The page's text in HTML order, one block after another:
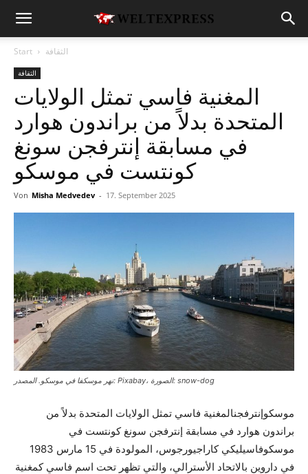
Start الثقافة
الثقافة
المغنية فاسي تمثل الولايات
المتحدة بدلاً من براندون هوارد
في مسابقة إنترفجن سونغ
كونتست في موسكو
Von Misha Medvedev - 17. September 2025
نهر موسكفا في موسكو. المصدر: Pixabay، الصورة: snow-dog
موسكوإنترفجنالمغنية فاسي تمثل الولايات المتحدة بدلاً من
براندون هوارد في مسابقة إنترفجن سونغ كونتست في
موسكوفاسيليكي كاراجيورجوس، المولودة في 15 مارس 1983
في داروين بالاتحاد الأسترالي، والتي تظهر تحت اسم فاسي كمغنية